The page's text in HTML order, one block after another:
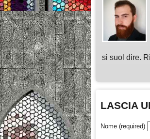
si suol dire.
LASCIA
Nome (required)